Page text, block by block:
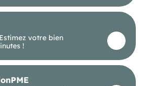
votre bien
!